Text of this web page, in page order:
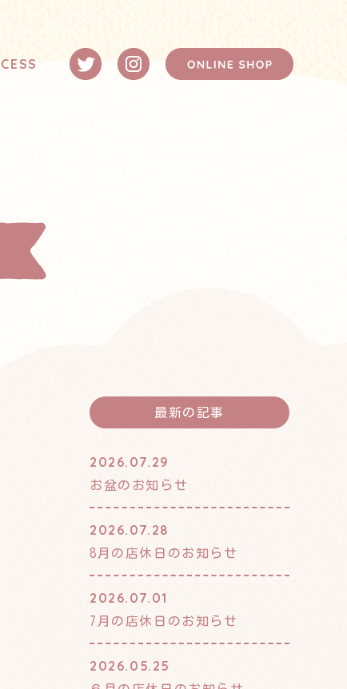
最新の記事
2026.07.29
お盆のお知らせ
2026.07.28
8月の店休日のお知らせ
2026.07.01
7月の店休日のお知らせ
2026.05.25